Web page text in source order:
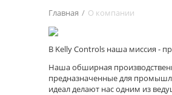
Главная / О компании
В Kelly Controls наша миссия -
Наша обширная
предназначенные для
идеал делают нас одним из